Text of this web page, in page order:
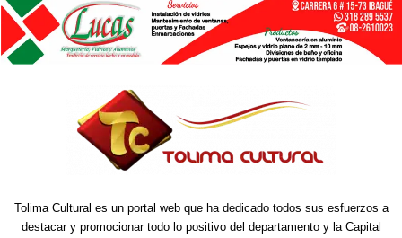
Tolima Cultural es un portal web que ha dedicado todos sus esfuerzos a
destacar y promocionar todo lo positivo del departamento y la Capital